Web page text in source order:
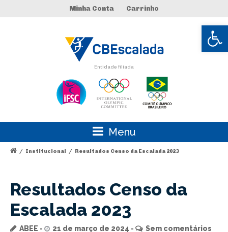
Abrir
Minha Conta Carrinho
Entidade filiada
Menu
/ Institucional / Resultados Censo da Escalada 2023
Resultados Censo da
Escalada 2023
ABEE 21 de março de 2024 Sem comentários